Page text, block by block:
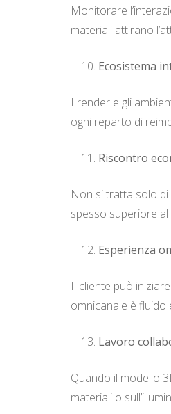
Monitorare
materiali attirano
Ecosistema
I render e gli
ogni reparto di
Riscontro
Non si tratta solo di
spesso superiore
Esperienza
Il cliente può
omnicanale è
Lavoro
Quando il modello
materiali o